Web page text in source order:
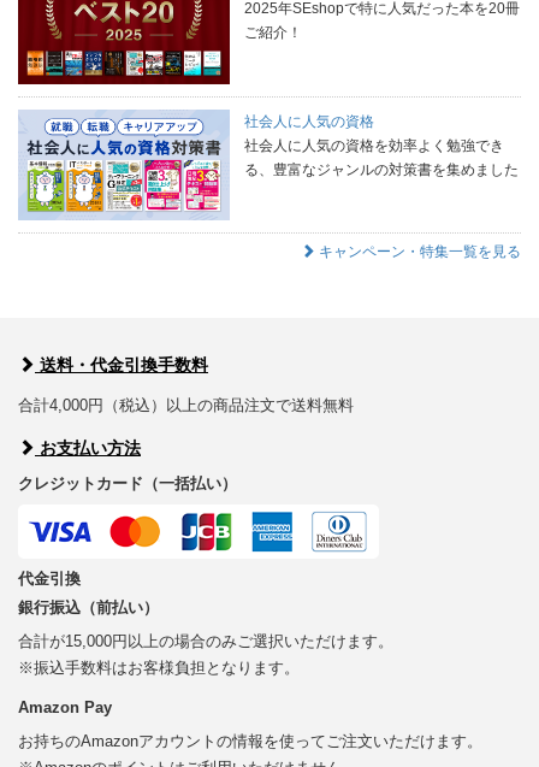
2025年SEshopで特に人気だった本を20冊
ご紹介！
社会人に人気の資格
社会人に人気の資格を効率よく勉強でき
る、豊富なジャンルの対策書を集めました
キャンペーン・特集一覧を見る
送料・代金引換手数料
合計4,000円（税込）以上の商品注文で送料無料
お支払い方法
クレジットカード（一括払い）
代金引換
銀行振込（前払い）
合計が15,000円以上の場合のみご選択いただけます。
※振込手数料はお客様負担となります。
Amazon Pay
お持ちのAmazonアカウントの情報を使ってご注文いただけます。